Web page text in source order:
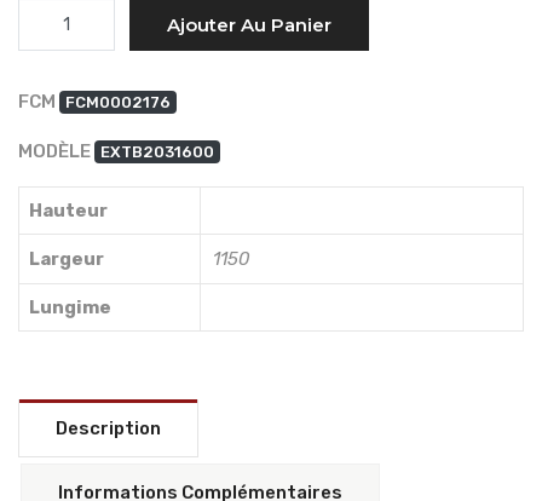
Quantité
Ajouter Au Panier
FCM FCM0002176
MODÈLE EXTB2031600
Hauteur
Largeur 1150
Lungime
Description
Informations Complémentaires